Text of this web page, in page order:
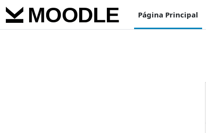
Salta al contenido principal
Página Principal